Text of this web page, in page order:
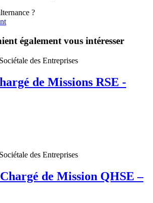
?
également vous intéresser
des Entreprises
de Missions RSE -
des Entreprises
de Mission QHSE –